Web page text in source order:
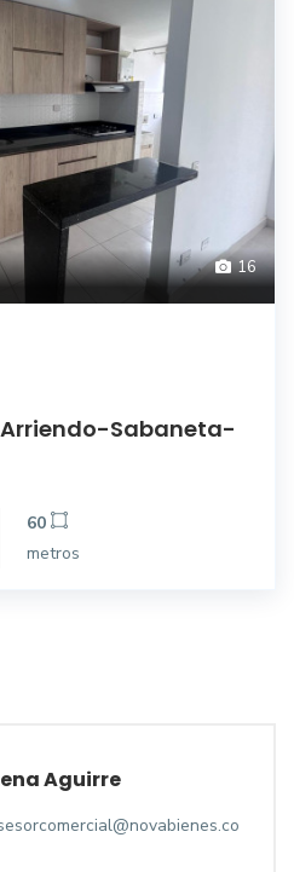
16
Sabaneta-
60
metros
Aguirre